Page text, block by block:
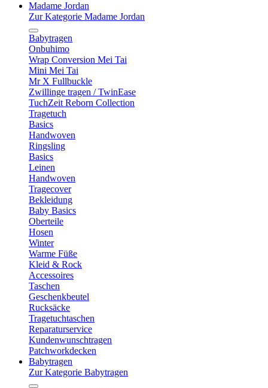
Madame Jordan
Zur Kategorie Madame Jordan
Babytragen
Onbuhimo
Wrap Conversion Mei Tai
Mini Mei Tai
Mr X Fullbuckle
Zwillinge tragen / TwinEase
TuchZeit Reborn Collection
Tragetuch
Basics
Handwoven
Ringsling
Basics
Leinen
Handwoven
Tragecover
Bekleidung
Baby Basics
Oberteile
Hosen
Winter
Warme Füße
Kleid & Rock
Accessoires
Taschen
Geschenkbeutel
Rucksäcke
Tragetuchtaschen
Reparaturservice
Kundenwunschtragen
Patchworkdecken
Babytragen
Zur Kategorie Babytragen